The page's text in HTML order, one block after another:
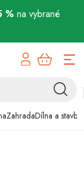
% na vybrané
ZahradaDílna a stavba